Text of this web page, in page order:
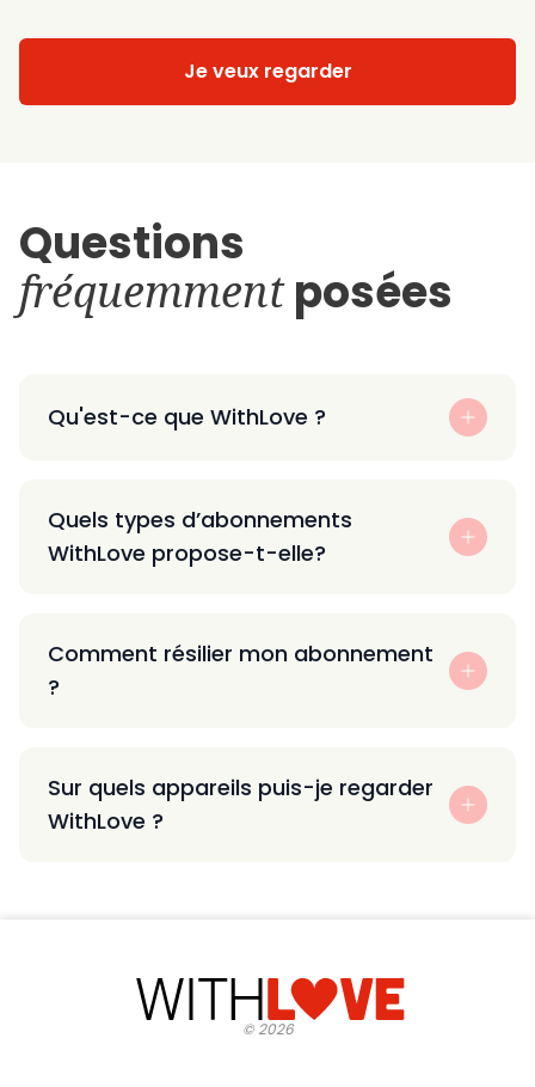
Je veux regarder
Questions
fréquemmentposées
Qu'est-ce que WithLove ?
Quels types d’abonnements
WithLove propose-t-elle?
Comment résilier mon abonnement
?
Sur quels appareils puis-je regarder
WithLove ?
©2026